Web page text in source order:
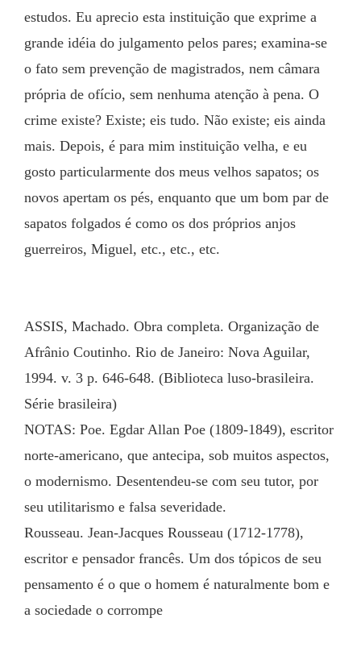
estudos. Eu aprecio esta instituição que exprime a
grande idéia do julgamento pelos pares; examina-se
o fato sem prevenção de magistrados, nem câmara
própria de ofício, sem nenhuma atenção à pena. O
crime existe? Existe; eis tudo. Não existe; eis ainda
mais. Depois, é para mim instituição velha, e eu
gosto particularmente dos meus velhos sapatos; os
novos apertam os pés, enquanto que um bom par de
sapatos folgados é como os dos próprios anjos
guerreiros, Miguel, etc., etc., etc.
ASSIS, Machado. Obra completa. Organização de
Afrânio Coutinho. Rio de Janeiro: Nova Aguilar,
1994. v. 3 p. 646-648. (Biblioteca luso-brasileira.
Série brasileira)
NOTAS: Poe. Egdar Allan Poe (1809-1849), escritor
norte-americano, que antecipa, sob muitos aspectos,
o modernismo. Desentendeu-se com seu tutor, por
seu utilitarismo e falsa severidade.
Rousseau. Jean-Jacques Rousseau (1712-1778),
escritor e pensador francês. Um dos tópicos de seu
pensamento é o que o homem é naturalmente bom e